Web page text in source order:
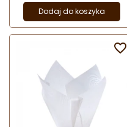
Dodaj do koszyka
